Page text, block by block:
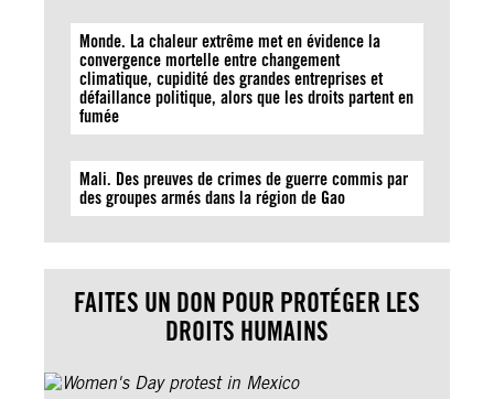
Monde. La chaleur extrême met en évidence la
convergence mortelle entre changement
climatique, cupidité des grandes entreprises et
défaillance politique, alors que les droits partent en
fumée
Mali. Des preuves de crimes de guerre commis par
des groupes armés dans la région de Gao
FAITES UN DON POUR PROTÉGER LES
DROITS HUMAINS